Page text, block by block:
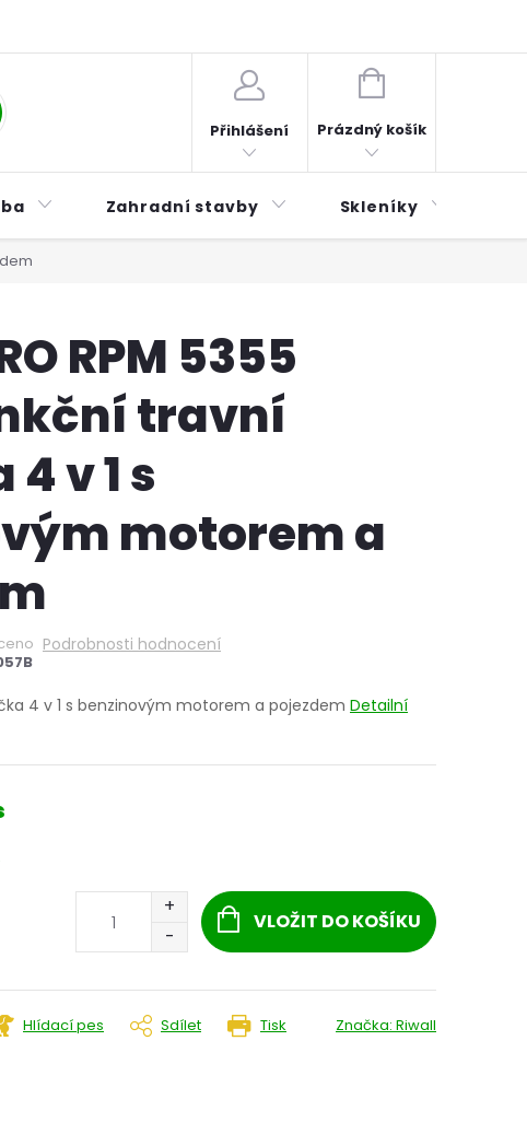
splátky ESSOX
Přihlášení
NÁKUPNÍ
Prázdný košík
Zahradní stavby Skleníky
RPM 5355
travní
v 1 s
motorem a
Podrobnosti hodnocení
4 v 1 s benzinovým motorem a pojezdem Detailní
VLOŽIT DO KOŠÍKU
Tisk
Hlídací pes Sdílet Značka: Riwall